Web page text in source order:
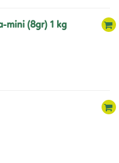
mini (8gr) 1 kg